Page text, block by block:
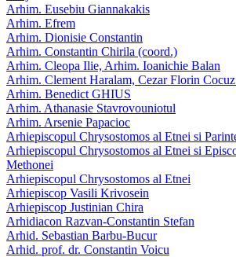
Arhim. Eusebiu Giannakakis
Arhim. Efrem
Arhim. Dionisie Constantin
Arhim. Constantin Chirila (coord.)
Arhim. Cleopa Ilie, Arhim. Ioanichie Balan
Arhim. Clement Haralam, Cezar Florin
Arhim. Benedict GHIUS
Arhim. Athanasie Stavrovouniotul
Arhim. Arsenie Papacioc
Arhiepiscopul Chrysostomos al Etnei si
Arhiepiscopul Chrysostomos al Etnei si
Methonei
Arhiepiscopul Chrysostomos al Etnei
Arhiepiscop Vasili Krivosein
Arhiepiscop Justinian Chira
Arhidiacon Razvan-Constantin Stefan
Arhid. Sebastian Barbu-Bucur
Arhid. prof. dr. Constantin Voicu